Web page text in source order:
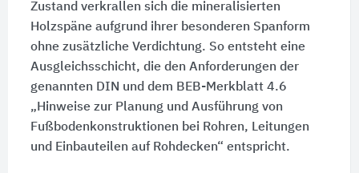
Zustand verkrallen sich die mineralisierten
Holzspäne aufgrund ihrer besonderen Spanform
ohne zusätzliche Verdichtung. So entsteht eine
Ausgleichsschicht, die den Anforderungen der
genannten DIN und dem BEB-Merkblatt 4.6
„Hinweise zur Planung und Ausführung von
Fußbodenkonstruktionen bei Rohren, Leitungen
und Einbauteilen auf Rohdecken“ entspricht.